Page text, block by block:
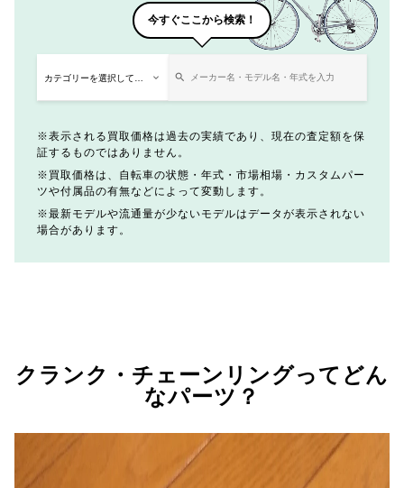
今すぐここから検索！
表示される買取価格は過去の実績であり、現在の査定額を保
証するものではありません。
買取価格は、自転車の状態・年式・市場相場・カスタムパー
ツや付属品の有無などによって変動します。
最新モデルや流通量が少ないモデルはデータが表示されない
場合があります。
クランク・チェーンリングってどん
なパーツ？